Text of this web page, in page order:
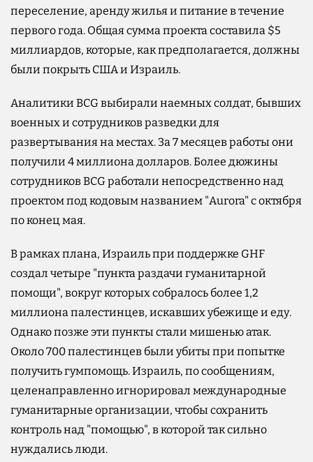
переселение, аренду жилья и питание в течение
первого года. Общая сумма проекта составила $5
миллиардов, которые, как предполагается, должны
были покрыть США и Израиль.
Аналитики BCG выбирали наемных солдат, бывших
военных и сотрудников разведки для
развертывания на местах. За 7 месяцев работы они
получили 4 миллиона долларов. Более дюжины
сотрудников BCG работали непосредственно над
проектом под кодовым названием "Aurora" с октября
по конец мая.
В рамках плана, Израиль при поддержке GHF
создал четыре "пункта раздачи гуманитарной
помощи", вокруг которых собралось более 1,2
миллиона палестинцев, искавших убежище и еду.
Однако позже эти пункты стали мишенью атак.
Около 700 палестинцев были убиты при попытке
получить гумпомощь. Израиль, по сообщениям,
целенаправленно игнорировал международные
гуманитарные организации, чтобы сохранить
контроль над "помощью", в которой так сильно
нуждались люди.